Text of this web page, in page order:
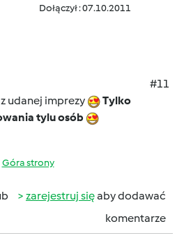
Dołączył : 07.10.2011
#11
udanej imprezy
Tylko
tylu osób
Góra strony
zarejestruj sięaby dodawać
komentarze